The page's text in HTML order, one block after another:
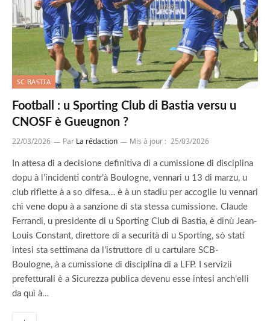
SC BASTIA
Football : u Sporting Club di Bastia versu u
CNOSF è Gueugnon ?
22/03/2026 Par La rédaction Mis à jour : 25/03/2026
In attesa di a decisione definitiva di a cumissione di disciplina
dopu à l’incidenti contr’à Boulogne, vennari u 13 di marzu, u
club riflette à a so difesa… è à un stadiu per accoglie lu vennari
chì vene dopu à a sanzione di sta stessa cumissione. Claude
Ferrandi, u presidente di u Sporting Club di Bastia, è dinù Jean-
Louis Constant, direttore di a securità di u Sporting, sò stati
intesi sta settimana da l’istruttore di u cartulare SCB-
Boulogne, à a cumissione di disciplina di a LFP. I servizii
prefetturali è a Sicurezza publica devenu esse intesi anch’elli
da quì à…